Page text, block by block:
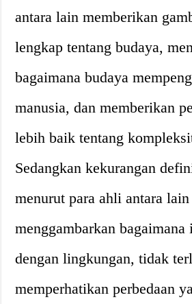
antara lain memberikan
lengkap tentang budaya,
bagaimana budaya
manusia, dan memberikan
lebih baik tentang
Sedangkan kekurangan
menurut para ahli antara
menggambarkan bagaimana
dengan lingkungan, tidak
memperhatikan perbedaan